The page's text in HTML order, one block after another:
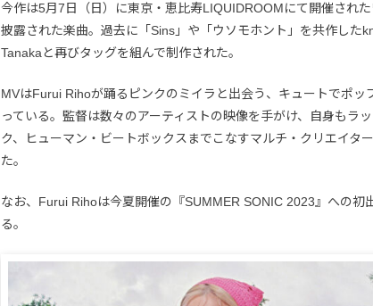
今作は5月7日（日）に東京・恵比寿LIQUIDROOMにて開催され
披露された楽曲。過去に「Sins」や「ウソモホント」を共作した
Tanakaと再びタッグを組んで制作された。
MVはFurui Rihoが踊るピンクのミイラと出会う、キュートでポッ
っている。監督は数々のアーティストの映像を手がけ、自身もラ
ク、ヒューマン・ビートボックスまでこなすマルチ・クリエイタ
た。
なお、Furui Rihoは今夏開催の『SUMMER SONIC 2023』への初
る。